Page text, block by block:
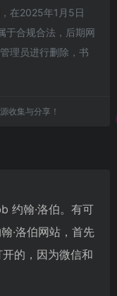
在2025年1月5日
于合规合法，后期网
理员进行删除，书
收集与分享！
约翰·洛伯。有可
·洛伯网站，首先
的，因为微信和